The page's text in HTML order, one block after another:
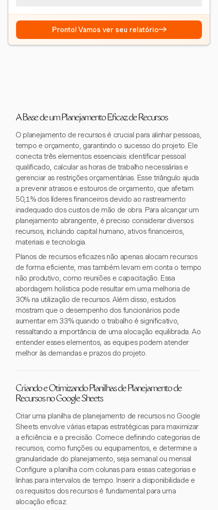
Pronto! Vamos ver seu relatório→
A Base de um Planejamento Eficaz de Recursos
O planejamento de recursos é crucial para alinhar pessoas,
tempo e orçamento, garantindo o sucesso do projeto. Ele
conecta três elementos essenciais: identificar pessoal
qualificado, calcular as horas de trabalho necessárias e
gerenciar as restrições orçamentárias. Esse triângulo ajuda
a prevenir atrasos e estouros de orçamento, que afetam
50,1% dos líderes financeiros devido ao rastreamento
inadequado dos custos de mão de obra. Para alcançar um
planejamento abrangente, é preciso considerar diversos
recursos, incluindo capital humano, ativos financeiros,
materiais e tecnologia.
Planos de recursos eficazes não apenas alocam recursos
de forma eficiente, mas também levam em conta o tempo
não produtivo, como reuniões e capacitação. Essa
abordagem holística pode resultar em uma melhoria de
30% na utilização de recursos. Além disso, estudos
mostram que o desempenho dos funcionários pode
aumentar em 33% quando o trabalho é significativo,
ressaltando a importância de uma alocação equilibrada. Ao
entender esses elementos, as equipes podem atender
melhor às demandas e prazos do projeto.
Criando e Otimizando Planilhas de Planejamento de
Recursos no Google Sheets
Criar uma planilha de planejamento de recursos no Google
Sheets envolve várias etapas estratégicas para maximizar
a eficiência e a precisão. Comece definindo categorias de
recursos, como funções ou equipamentos, e determine a
granularidade do planejamento, seja semanal ou mensal.
Configure a planilha com colunas para essas categorias e
linhas para intervalos de tempo. Inserir a disponibilidade e
os requisitos dos recursos é fundamental para uma
alocação eficaz.